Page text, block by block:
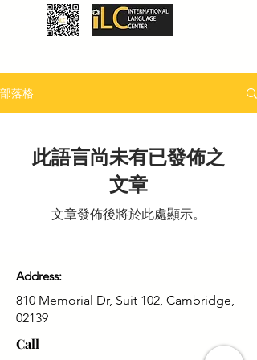
部落格
此語言尚未有已發佈之
文章
文章發佈後將於此處顯示。
Address:
810 Memorial Dr, Suit 102, Cambridge,
02139
Call